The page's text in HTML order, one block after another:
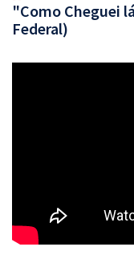
"Como Cheguei
Federal)